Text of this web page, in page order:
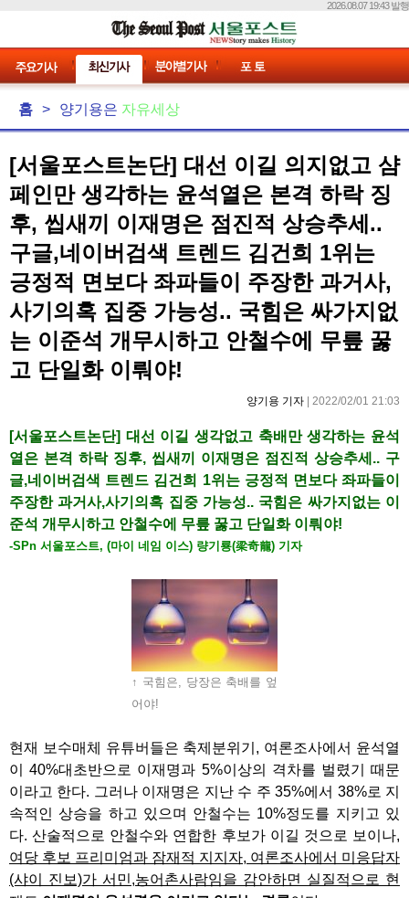
2026.08.07 19:43 발행
홈 > 양기용은 자유세상
[서울포스트논단] 대선 이길 의지없고 샴
페인만 생각하는 윤석열은 본격 하락 징
후, 씹새끼 이재명은 점진적 상승추세..
구글,네이버검색 트렌드 김건희 1위는
긍정적 면보다 좌파들이 주장한 과거사,
사기의혹 집중 가능성.. 국힘은 싸가지없
는 이준석 개무시하고 안철수에 무릎 꿇
고 단일화 이뤄야!
양기용 기자 | 2022/02/01 21:03
[서울포스트논단] 대선 이길 생각없고 축배만 생각하는 윤석
열은 본격 하락 징후, 씹새끼 이재명은 점진적 상승추세.. 구
글,네이버검색 트렌드 김건희 1위는 긍정적 면보다 좌파들이
주장한 과거사,사기의혹 집중 가능성.. 국힘은 싸가지없는 이
준석 개무시하고 안철수에 무릎 꿇고 단일화 이뤄야!
-SPn 서울포스트, (마이 네임 이스) 량기룡(梁奇龍) 기자
↑ 국힘은, 당장은 축배를 엎
어야!
현재 보수매체 유튜버들은 축제분위기, 여론조사에서 윤석열
이 40%대초반으로 이재명과 5%이상의 격차를 벌렸기 때문
이라고 한다. 그러나 이재명은 지난 수 주 35%에서 38%로 지
속적인 상승을 하고 있으며 안철수는 10%정도를 지키고 있
다. 산술적으로 안철수와 연합한 후보가 이길 것으로 보이나,
여당 후보 프리미엄과 잠재적 지지자, 여론조사에서 미응답자
(샤이 진보)가 서민,농어촌사람임을 감안하면 실질적으로 현